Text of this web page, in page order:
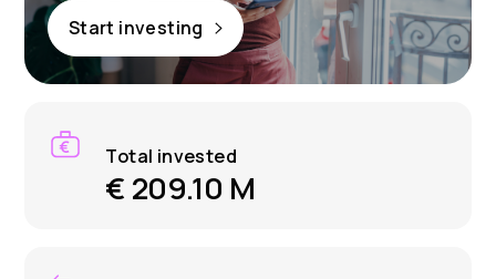
Total invested
€ 209.10 M
Start investing